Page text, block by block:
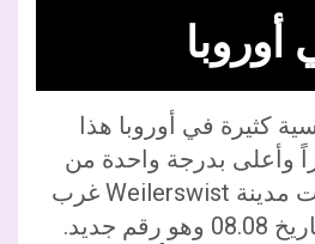
أوروبا
كثيرة في أوروبا هذا
وأعلى بدرجة واحدة من
المعدل العام. سجلت مدينة Weilerswist غرب
ألمانيا 37,4 درجة بتاريخ 08.08 وهو رقم جديد.